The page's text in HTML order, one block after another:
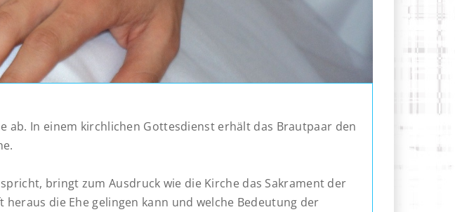
ab. In einem kirchlichen Gottesdienst erhält das Brautpaar den
bringt zum Ausdruck wie die Kirche das Sakrament der
die Ehe gelingen kann und welche Bedeutung der